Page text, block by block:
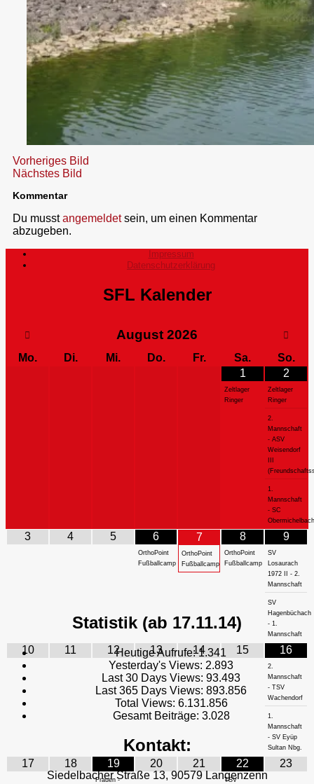
Vorheriges Bild
Nächstes Bild
Kommentar
Du musstangemeldetsein, um einen Kommentar
abzugeben.
Impressum
Datenschutzerklärung
SFL Kalender
August 2026
Mo. Di. Mi. Do. Fr. Sa.
So.
1
Zeltlager
Ringer
2
Zeltlager
Ringer
2.
Mannschaft
- ASV
Weisendorf
1.
Mannschaft
- SC
Obermichelbach
3 4 5 6
OrthoPoint
Fußballcamp
7
OrthoPoint
Fußballcamp
8
OrthoPoint
Fußballcamp
9
SV
Losaurach
1972 II - 2.
Mannschaft
SV
Hagenbüchach
- 1.
Mannschaft
10 11 12 13 14 15 16
2.
Mannschaft
- TSV
Wachendorf
1.
Mannschaft
- SV Eyüp
Sultan Nbg.
17 18 19
Frauen -
20 21 22
TSV
23
Statistik (ab 17.11.14)
Heutige Aufrufe:1.341
Yesterday's Views: 2.893
Last 30 Days Views: 93.493
Last 365 Days Views: 893.856
Total Views: 6.131.856
Gesamt Beiträge: 3.028
Kontakt:
Siedelbacher Straße 13, 90579 Langenzenn